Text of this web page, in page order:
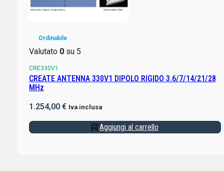
Ordinabile
Valutato 0su 5
CRE330V1
CREATE ANTENNA 330V1 DIPOLO RIGIDO 3.6/7/14/21/28
MHz
1.254,00 € Iva inclusa
Aggiungi al carrello